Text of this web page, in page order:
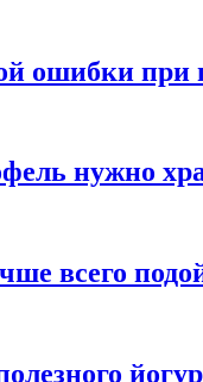
ошибки при
нужно
всего